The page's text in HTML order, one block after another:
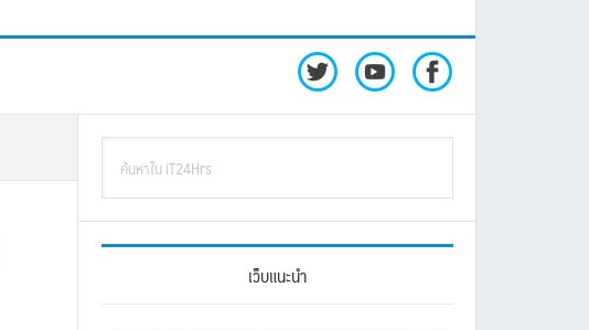
Primary
Sidebar
iT24Hrs
เว็บแนะนำ